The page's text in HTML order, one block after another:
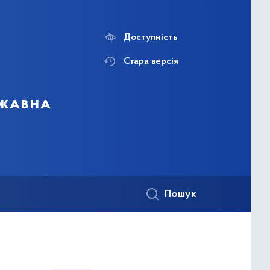
Доступність
Стара версія
Пошук